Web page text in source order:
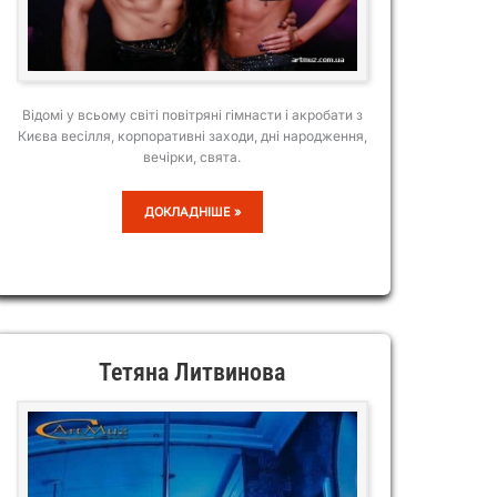
Відомі у всьому світі повітряні гімнасти і акробати з
Києва весілля, корпоративні заходи, дні народження,
вечірки, свята.
DUO
POSPELOV
ПОСПЕЛОВИ
ДОКЛАДНІШЕ »
Тетяна Литвинова